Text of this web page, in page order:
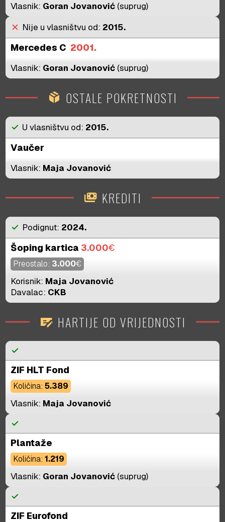
Vlasnik: Goran Jovanović (suprug)
close Nije u vlasništvu od: 2015.
Mercedes C 2001.
Vlasnik: Goran Jovanović (suprug)
package_2 OSTALE POKRETNOSTI
check U vlasništvu od: 2015.
Vaučer
Vlasnik: Maja Jovanović
payments KREDITI
check Podignut: 2024.
Šoping kartica 3.000€
Preostalo: 3.000€
Korisnik: Maja Jovanović
Davalac: CKB
checkbook HARTIJE OD VRIJEDNOSTI
check
ZIF HLT Fond
Količina:5.389
Vlasnik: Maja Jovanović
check
Plantaže
Količina:1.219
Vlasnik: Goran Jovanović (suprug)
check
ZIF Eurofond